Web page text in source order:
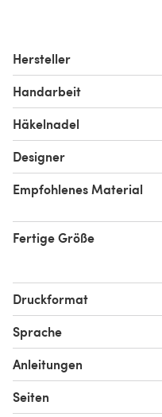
Hersteller
Handarbeit
Häkelnadel
Designer
Empfohlenes Material
Fertige Größe
Druckformat
Sprache
Anleitungen
Seiten